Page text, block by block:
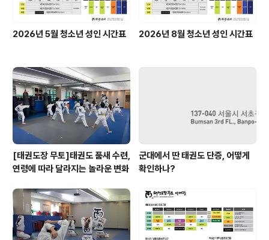
2026년 5월 청소년 성인 시간표 2026년 8월 청소년 성인 시간표
[태권도장 무토]태권도 품새 수련,
연령에 따라 달라지는 놀라운 변화
군대에서 딴 태권도 단증, 어떻게
확인하나?